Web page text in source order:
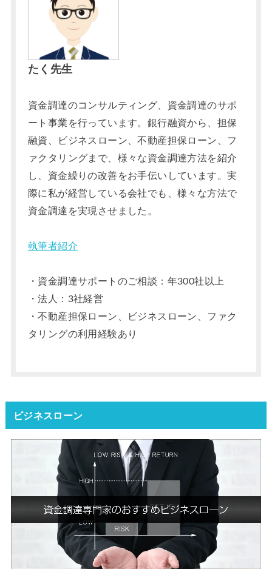
たく先生
資金調達のコンサルティング、資金調達のサポ
ート事業を行っています。銀行融資から、担保
融資、ビジネスローン、不動産担保ローン、フ
ァクタリングまで、様々な資金調達方法を紹介
し、資金繰りの改善をお手伝いしています。実
際に私が経営している会社でも、様々な方法で
資金調達を実現させました。
執筆者紹介
・資金調達サポートのご相談：年300社以上
・法人：3社経営
・不動産担保ローン、ビジネスローン、ファク
タリングの利用経験あり
ビジネスローン